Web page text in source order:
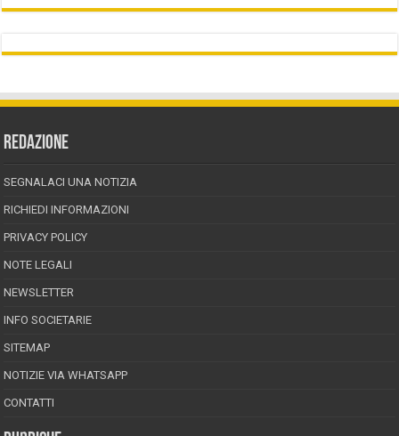
REDAZIONE
SEGNALACI UNA NOTIZIA
RICHIEDI INFORMAZIONI
PRIVACY POLICY
NOTE LEGALI
NEWSLETTER
INFO SOCIETARIE
SITEMAP
NOTIZIE VIA WHATSAPP
CONTATTI